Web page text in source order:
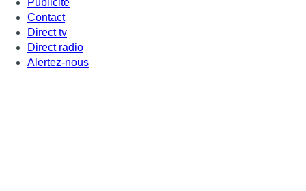
Contact
Direct tv
Direct radio
Alertez-nous